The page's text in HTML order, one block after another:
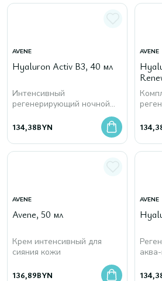
AVENE
Hyaluron Activ B3, 40 мл
Интенсивный
регенерирующий ночной
134,38BYN
AVENE
AVENE
Avene, 50 мл
Крем интенсивный для
сияния кожи
136,89BYN
AVENE